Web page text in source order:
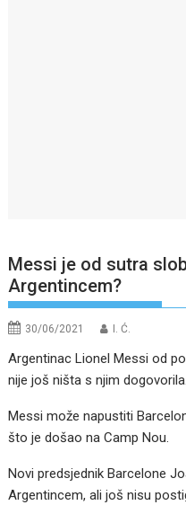
Messi je od sutra
Argentincem?
30/06/2021 I. Ć.
Argentinac Lionel Messi od
nije još ništa s njim dogovorila.
Messi može napustiti
što je došao na Camp Nou.
Novi predsjednik Barcelone
Argentincem, ali još nisu